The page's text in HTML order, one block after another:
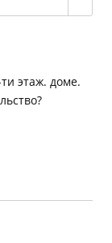
этаж. доме.